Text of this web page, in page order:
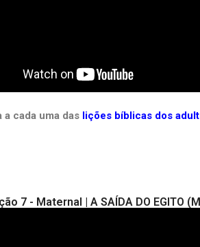
a cada uma das lições bíblicas dos
7 - Maternal | A SAÍDA DO EGITO